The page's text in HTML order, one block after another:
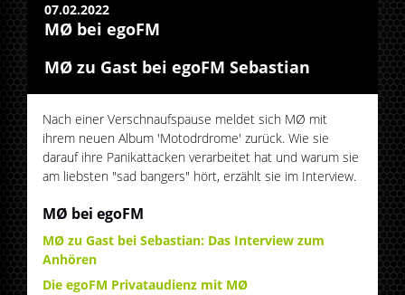
07.02.2022
MØ bei egoFM
MØ zu Gast bei egoFM Sebastian
Nach einer Verschnaufspause meldet sich MØ mit
ihrem neuen Album 'Motodrdrome' zurück. Wie sie
darauf ihre Panikattacken verarbeitet hat und warum sie
am liebsten "sad bangers" hört, erzählt sie im Interview.
MØ bei egoFM
MØ zu Gast bei Sebastian: Das Interview zum
Anhören
Die egoFM Privataudienz mit MØ